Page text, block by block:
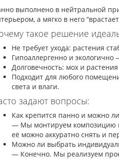
выполнено в нейтральной
а мягко в него
такое решение
Не требует ухода: растения
Гипоаллергенно и экологично
Долговечность: мох и
Подходит для любого
света и влаги.
задают вопросы:
Как крепится панно и можно
— Мы монтируем композицию
её можно аккуратно снять и
Можно ли выбрать
— Конечно. Мы реализуем